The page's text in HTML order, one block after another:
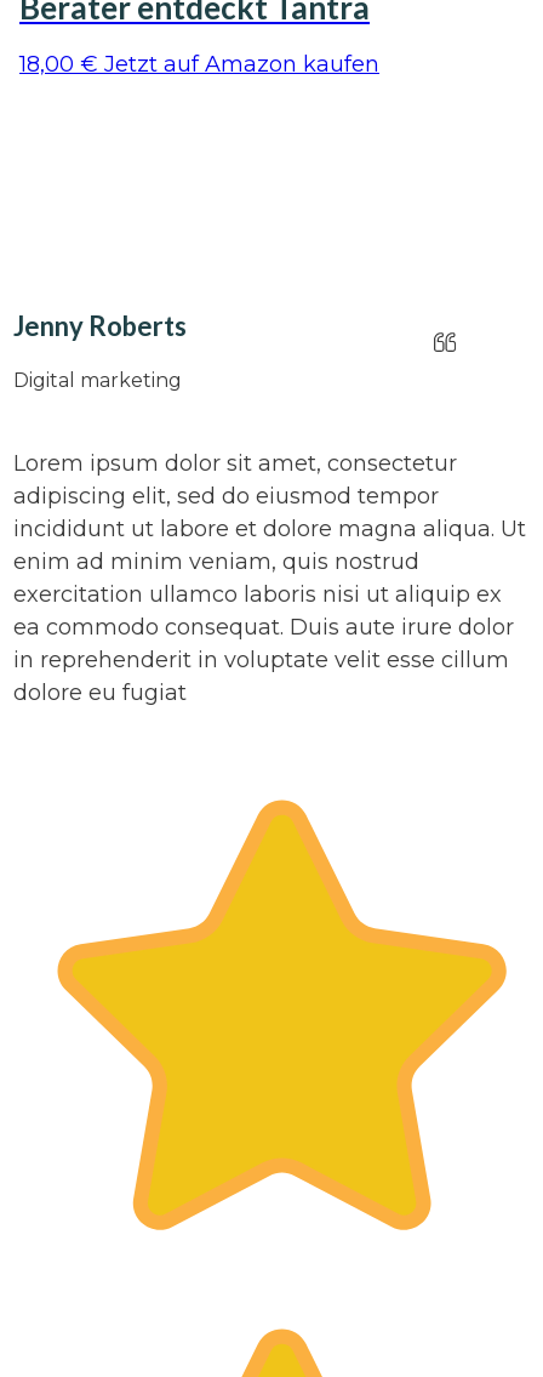
18,00 € Jetzt auf Amazon kaufen
Jenny Roberts
Digital marketing
Lorem ipsum dolor sit amet, consectetur
adipiscing elit, sed do eiusmod tempor
incididunt ut labore et dolore magna aliqua. Ut
enim ad minim veniam, quis nostrud
exercitation ullamco laboris nisi ut aliquip ex
ea commodo consequat. Duis aute irure dolor
in reprehenderit in voluptate velit esse cillum
dolore eu fugiat